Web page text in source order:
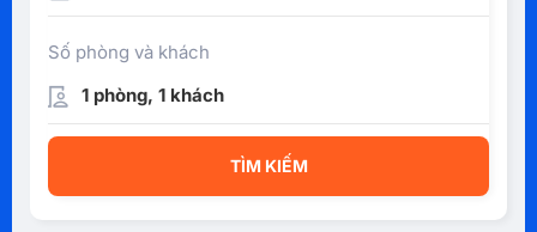
Số phòng và khách
1 phòng, 1 khách
TÌM KIẾM